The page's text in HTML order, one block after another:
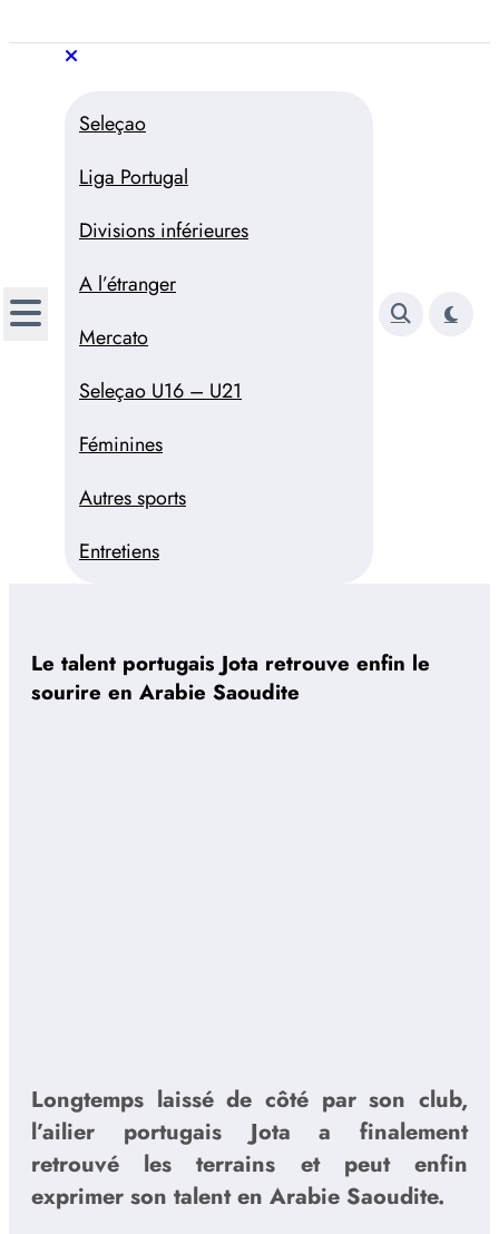
au
Trivela
L'actualité du football portugais
Seleçao
Liga Portugal
Divisions inférieures
A l’étranger
Mercato
Seleçao U16 – U21
Féminines
Autres sports
Entretiens
Le talent portugais Jota retrouve enfin le
sourire en Arabie Saoudite
Longtemps laissé de côté par son club,
l’ailier portugais Jota a finalement
retrouvé les terrains et peut enfin
exprimer son talent en Arabie Saoudite.